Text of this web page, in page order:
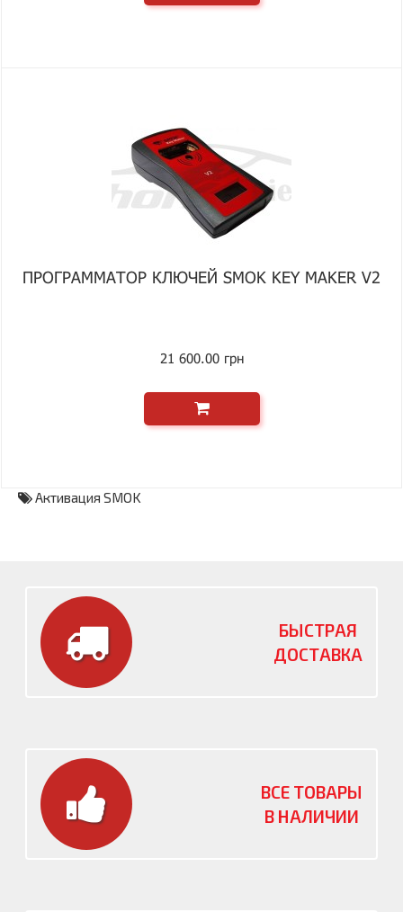
ПРОГРАММАТОР КЛЮЧЕЙ SMOK KEY MAKER V2
21 600.00 грн
Активация SMOK
БЫСТРАЯ
ДОСТАВКА
ВСЕ ТОВАРЫ
В НАЛИЧИИ